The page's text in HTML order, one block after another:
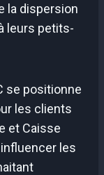
la dispersion
leurs petits-
se positionne
les clients
et Caisse
les